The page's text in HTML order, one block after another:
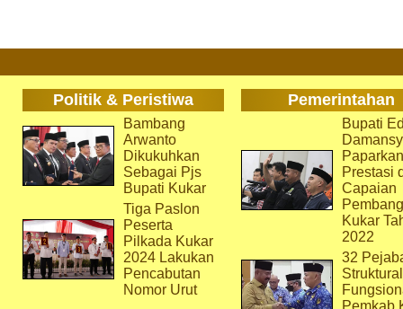
Politik & Peristiwa Pemerintahan
Bambang
Arwanto
Dikukuhkan
Sebagai Pjs
Bupati Kukar
Tiga Paslon
Peserta
Pilkada Kukar
2024 Lakukan
Pencabutan
Nomor Urut
Bupati
Paparkan
Prestasi
Capaian
Kukar
2022
32
Pemkab